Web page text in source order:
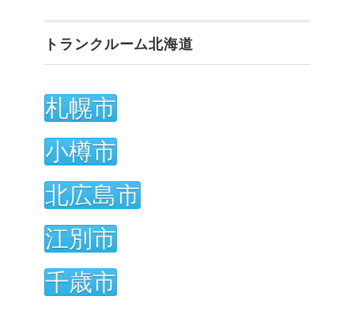
トランクルーム北海道
札幌市
小樽市
北広島市
江別市
千歳市